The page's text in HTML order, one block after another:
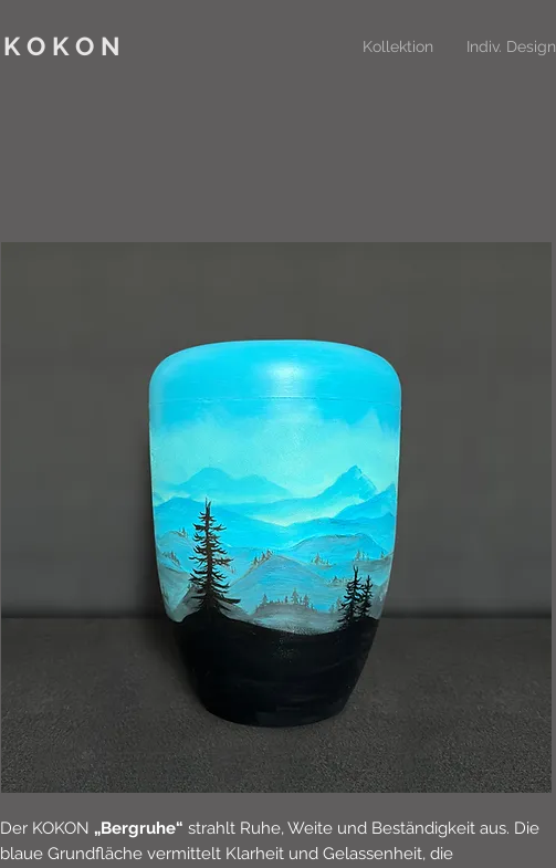
K O K O N Kollektion Indiv. Design
Der KOKON „Bergruhe“ strahlt Ruhe, Weite und Beständigkeit aus. Die
blaue Grundfläche vermittelt Klarheit und Gelassenheit, die